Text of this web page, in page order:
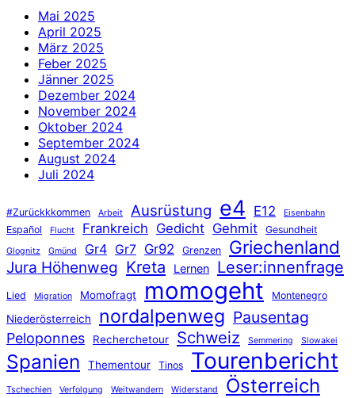
Mai 2025
April 2025
März 2025
Feber 2025
Jänner 2025
Dezember 2024
November 2024
Oktober 2024
September 2024
August 2024
Juli 2024
#Zurückkkommen Arbeit Ausrüstung e4 E12 Eisenbahn
Español Flucht Frankreich Gedicht Gehmit Gesundheit
Glognitz Gmünd Gr4 Gr7 Gr92 Grenzen Griechenland
Jura Höhenweg Kreta Lernen Leser:innenfrage
Lied Migration Momofragt momogeht Montenegro
Niederösterreich nordalpenweg Pausentag
Peloponnes Recherchetour Schweiz Semmering Slowakei
Spanien Thementour Tinos Tourenbericht
Tschechien Verfolgung Weitwandern Widerstand Österreich